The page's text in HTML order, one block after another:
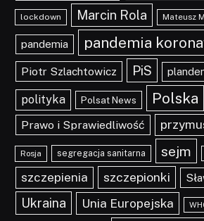
lockdown Marcin Rola Mateusz
pandemia pandemia
Piotr Szlachtowicz PiS
polityka Polsat News Polska
Prawo i Sprawiedliwość
Rosja segregacja sanitarna sejm
szczepienia szczepionki
Ukraina Unia Europejska